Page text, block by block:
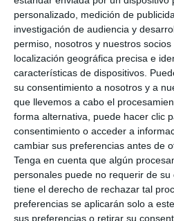
personalizado, medición de
investigación de audiencia y
permiso, nosotros y nuestros
localización geográfica precisa e
características de dispositivos.
su consentimiento a nosotros y a
que llevemos a cabo el
forma alternativa, puede hacer clic
consentimiento o acceder a
cambiar sus preferencias antes de
Tenga en cuenta que algún
personales puede no requerir de
tiene el derecho de rechazar tal
preferencias se aplicarán solo a
sus preferencias o retirar su
Taking steps
and prevent
suicide in
ACTUALIDAD
Sumando
prevenir la
sociedad
ACTUALIDAD
Mijas and
to join the
Walk